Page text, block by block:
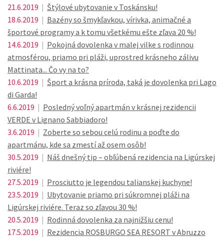
21.6.2019 | Štýlové ubytovanie v Toskánsku!
18.6.2019 | Bazény so šmykľavkou, vírivka, animačné a
športové programy a k tomu všetkému ešte zľava 20 %!
14.6.2019 | Pokojná dovolenka v malej vilke s rodinnou
atmosférou, priamo pri pláži, uprostred krásneho zálivu
Mattinata... Čo vy na to?
10.6.2019 | Šport a krásna príroda, taká je dovolenka pri Lago
di Garda!
6.6.2019 | Posledný voľný apartmán v krásnej rezidencii
VERDE v Lignano Sabbiadoro!
3.6.2019 | Zoberte so sebou celú rodinu a poďte do
apartmánu, kde sa zmestí až osem osôb!
30.5.2019 | Náš dnešný tip – obľúbená rezidencia na Ligúrskej
riviére!
27.5.2019 | Prosciutto je legendou talianskej kuchyne!
23.5.2019 | Ubytovanie priamo pri súkromnej pláži na
Ligúrskej riviére. Teraz so zľavou 30 %!
20.5.2019 | Rodinná dovolenka za najnižšiu cenu!
17.5.2019 | Rezidencia ROSBURGO SEA RESORT v Abruzzo